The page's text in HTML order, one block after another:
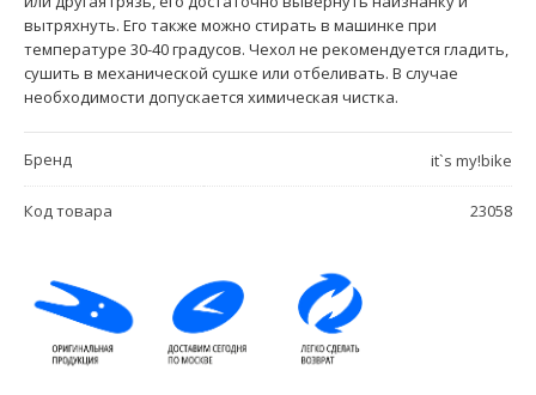
вытряхнуть. Его также можно стирать в машинке при
температуре 30-40 градусов. Чехол не рекомендуется гладить,
сушить в механической сушке или отбеливать. В случае
необходимости допускается химическая чистка.
Бренд it`s my!bike
Код товара 23058